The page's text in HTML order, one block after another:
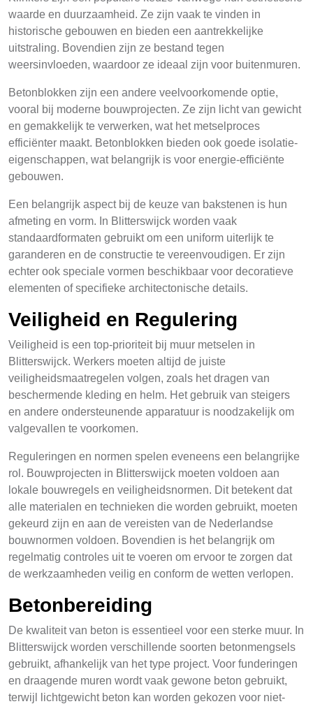
waarde en duurzaamheid. Ze zijn vaak te vinden in
historische gebouwen en bieden een aantrekkelijke
uitstraling. Bovendien zijn ze bestand tegen
weersinvloeden, waardoor ze ideaal zijn voor buitenmuren.
Betonblokken zijn een andere veelvoorkomende optie,
vooral bij moderne bouwprojecten. Ze zijn licht van gewicht
en gemakkelijk te verwerken, wat het metselproces
efficiënter maakt. Betonblokken bieden ook goede isolatie-
eigenschappen, wat belangrijk is voor energie-efficiënte
gebouwen.
Een belangrijk aspect bij de keuze van bakstenen is hun
afmeting en vorm. In Blitterswijck worden vaak
standaardformaten gebruikt om een uniform uiterlijk te
garanderen en de constructie te vereenvoudigen. Er zijn
echter ook speciale vormen beschikbaar voor decoratieve
elementen of specifieke architectonische details.
Veiligheid en Regulering
Veiligheid is een top-prioriteit bij muur metselen in
Blitterswijck. Werkers moeten altijd de juiste
veiligheidsmaatregelen volgen, zoals het dragen van
beschermende kleding en helm. Het gebruik van steigers
en andere ondersteunende apparatuur is noodzakelijk om
valgevallen te voorkomen.
Reguleringen en normen spelen eveneens een belangrijke
rol. Bouwprojecten in Blitterswijck moeten voldoen aan
lokale bouwregels en veiligheidsnormen. Dit betekent dat
alle materialen en technieken die worden gebruikt, moeten
gekeurd zijn en aan de vereisten van de Nederlandse
bouwnormen voldoen. Bovendien is het belangrijk om
regelmatig controles uit te voeren om ervoor te zorgen dat
de werkzaamheden veilig en conform de wetten verlopen.
Betonbereiding
De kwaliteit van beton is essentieel voor een sterke muur. In
Blitterswijck worden verschillende soorten betonmengsels
gebruikt, afhankelijk van het type project. Voor funderingen
en draagende muren wordt vaak gewone beton gebruikt,
terwijl lichtgewicht beton kan worden gekozen voor niet-